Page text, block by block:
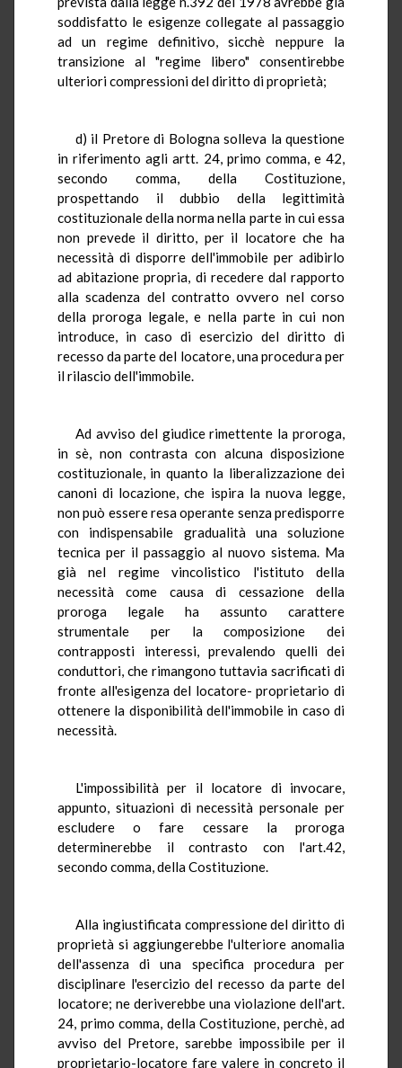
soddisfatto le esigenze collegate al passaggio
ad un regime definitivo, sicchè neppure la
transizione al "regime libero" consentirebbe
ulteriori compressioni del diritto di proprietà;
d) il Pretore di Bologna solleva la questione
in riferimento agli artt. 24, primo comma, e 42,
secondo comma, della Costituzione,
prospettando il dubbio della legittimità
costituzionale della norma nella parte in cui essa
non prevede il diritto, per il locatore che ha
necessità di disporre dell'immobile per adibirlo
ad abitazione propria, di recedere dal rapporto
alla scadenza del contratto ovvero nel corso
della proroga legale, e nella parte in cui non
introduce, in caso di esercizio del diritto di
recesso da parte del locatore, una procedura per
il rilascio dell'immobile.
Ad avviso del giudice rimettente la proroga,
in sè, non contrasta con alcuna disposizione
costituzionale, in quanto la liberalizzazione dei
canoni di locazione, che ispira la nuova legge,
non può essere resa operante senza predisporre
con indispensabile gradualità una soluzione
tecnica per il passaggio al nuovo sistema. Ma
già nel regime vincolistico l'istituto della
necessità come causa di cessazione della
proroga legale ha assunto carattere
strumentale per la composizione dei
contrapposti interessi, prevalendo quelli dei
conduttori, che rimangono tuttavia sacrificati di
fronte all'esigenza del locatore- proprietario di
ottenere la disponibilità dell'immobile in caso di
necessità.
L'impossibilità per il locatore di invocare,
appunto, situazioni di necessità personale per
escludere o fare cessare la proroga
determinerebbe il contrasto con l'art.42,
secondo comma, della Costituzione.
Alla ingiustificata compressione del diritto di
proprietà si aggiungerebbe l'ulteriore anomalia
dell'assenza di una specifica procedura per
disciplinare l'esercizio del recesso da parte del
locatore; ne deriverebbe una violazione dell'art.
24, primo comma, della Costituzione, perchè, ad
avviso del Pretore, sarebbe impossibile per il
proprietario-locatore fare valere in concreto il